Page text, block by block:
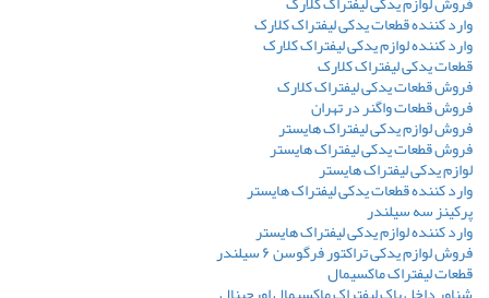
وارد کننده قطعات یدکی لیفتراک کلارک
وارد کننده لوازم یدکی لیفتراک کلارک
قطعات یدکی لیفتراک کلارک
فروش قطعات یدکی لیفتراک کلارک
فروش قطعات واگنر در تهران
فروش لوازم یدکی لیفتراک هایستر
فروش قطعات یدکی لیفتراک هایستر
لوازم یدکی لیفتراک هایستر
وارد کننده قطعات یدکی لیفتراک هایستر
پرکینز سه سیلندر
وارد کننده لوازم یدکی لیفتراک هایستر
فروش لوازم یدکی تراکتور فرگوسن ۶ سیلندر
قطعات لیفتراک ماکسیمال